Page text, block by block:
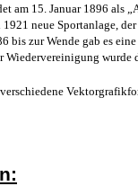
am 15. Januar 1896 als
1921 neue Sportanlage,
bis zur Wende gab es
Wiedervereinigung wurde